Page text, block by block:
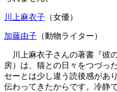
川上麻衣子 （女優）
加藤由子 （動物ライター）
川上麻衣子さんの著書『彼
房）は、猫との日々をつづっ
セーとは少し違う読後感があ
伝わってきたからです。冷静